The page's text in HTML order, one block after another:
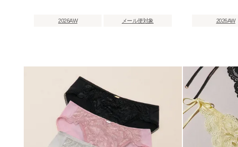
2026AW メール便対象 2026AW